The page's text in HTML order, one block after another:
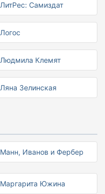
ЛитРес: Самиздат
Логос
Людмила Клемят
Ляна Зелинская
Манн, Иванов и Фербер
Маргарита Южина